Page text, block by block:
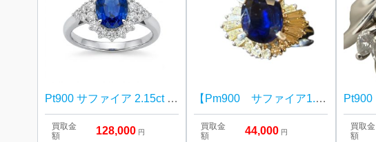
Pt900 サファイア 2.15ct ダイヤ 0.85ct リング
買取金
額
128,000 円
【Pm900 サファイア1.75ct リング】ハルル樹木店
買取金
額
44,000 円
買取金
額